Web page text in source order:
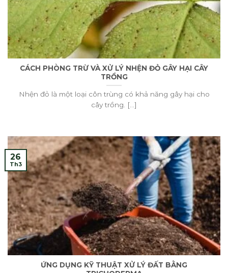
CÁCH PHÒNG TRỪ VÀ XỬ LÝ NHỆN ĐỎ GÂY HẠI CÂY
TRỒNG
Nhện đỏ là một loại côn trùng có khả năng gây hại cho
cây trồng. [...]
ỨNG DỤNG KỸ THUẬT XỬ LÝ ĐẤT BẰNG
26
Th3